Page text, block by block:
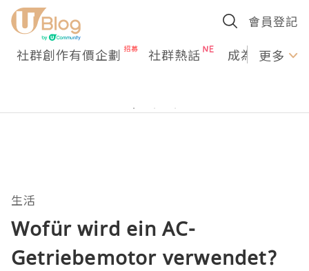
會員登記
社群創作有價企劃 社群熱話 成為U更多
生活
Wofür wird ein AC-
Getriebemotor verwendet?